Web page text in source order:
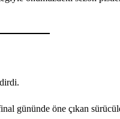
gününde öne çıkan